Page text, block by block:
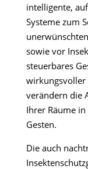
intelligente,
Systeme zum
sowie vor
steuerbares
wirkungsvoller
verändern die
Ihrer Räume
Gesten.
Die auch